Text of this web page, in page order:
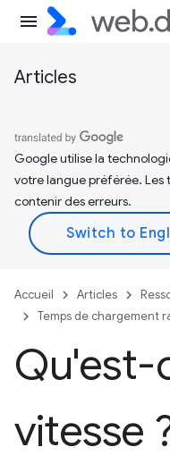
Articles
Google utilise la
votre langue préférée. Les
contenir des erreurs.
Accueil Articles
Temps de chargement
Qu'est-
vitesse